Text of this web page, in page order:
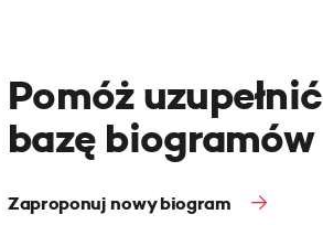
Pomóż uzupełnić
bazę biogramów
Zaproponuj nowy biogram